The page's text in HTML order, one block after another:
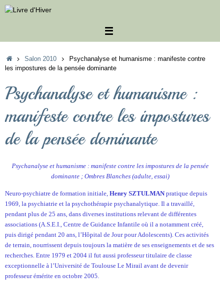
Passer
au
Accueil
Salon 2010
Psychanalyse et humanisme : manifeste contre
les impostures de la pensée dominante
Psychanalyse et humanisme :
manifeste contre les impostures
de la pensée dominante
Psychanalyse et humanisme : manifeste contre les impostures de la pensée
dominante ; Ombres Blanches (adulte, essai)
Neuro-psychiatre de formation initiale, Henry SZTULMAN pratique depuis
1969, la psychiatrie et la psychothérapie psychanalytique. Il a travaillé,
pendant plus de 25 ans, dans diverses institutions relevant de différentes
associations (A.S.E.I., Centre de Guidance Infantile où il a notamment créé,
puis dirigé pendant 20 ans, l’Hôpital de Jour pour Adolescents). Ces activités
de terrain, nourrissent depuis toujours la matière de ses enseignements et de ses
recherches. Entre 1979 et 2004 il fut aussi professeur titulaire de classe
exceptionnelle à l’Université de Toulouse Le Mirail avant de devenir
professeur émérite en octobre 2005.